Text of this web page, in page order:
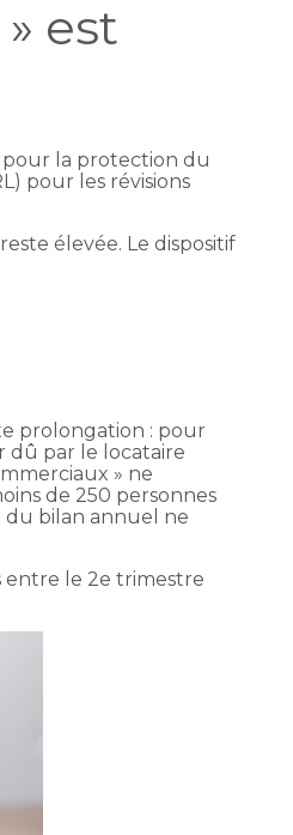
est
pour la protection du
pour les révisions
élevée. Le dispositif
prolongation : pour
dû par le locataire
» ne
de 250 personnes
du bilan annuel ne
entre le 2e trimestre